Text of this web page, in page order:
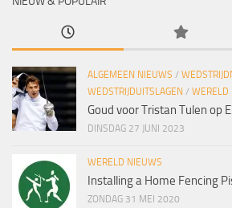
ALGEMEEN NIEUWS /
WEDSTRIJDUITSLAGEN / WERELD
Goud voor Tristan Tulen op
DINSDAG 27 JUNI 2023
WERELD NIEUWS
Installing a Home Fencing
ZONDAG 31 MEI 2020